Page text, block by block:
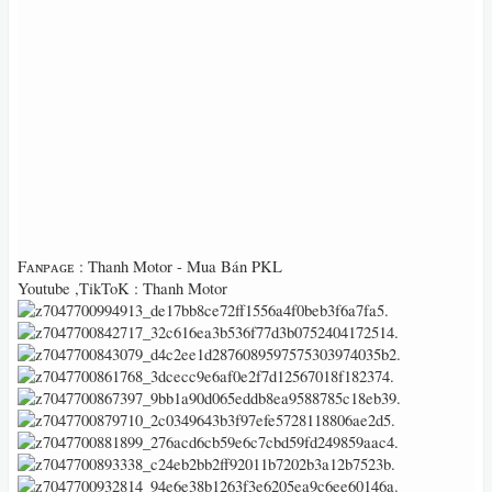
Fᴀɴᴘᴀɢᴇ : Thanh Motor - Mua Bán PKL
Youtube ,TikToK : Thanh Motor